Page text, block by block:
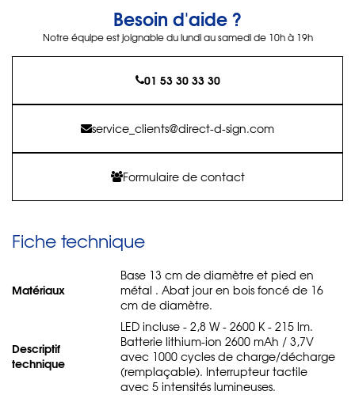
Besoin d'aide ?
Notre équipe est joignable du lundi au samedi de 10h à 19h
01 53 30 33 30
service_clients@direct-d-sign.com
Formulaire de contact
Fiche technique
Matériaux
Base 13 cm de diamètre et pied en
métal . Abat jour en bois foncé de 16
cm de diamètre.
Descriptif
technique
LED incluse - 2,8 W - 2600 K - 215 lm.
Batterie lithium-ion 2600 mAh / 3,7V
avec 1000 cycles de charge/décharge
(remplaçable). Interrupteur tactile
avec 5 intensités lumineuses.